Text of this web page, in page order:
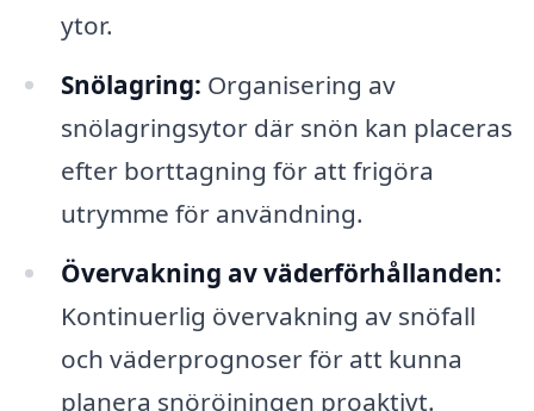
ytor.
Snölagring: Organisering av
snölagringsytor där snön kan placeras
efter borttagning för att frigöra
utrymme för användning.
Övervakning av väderförhållanden:
Kontinuerlig övervakning av snöfall
och väderprognoser för att kunna
planera snöröjningen proaktivt.